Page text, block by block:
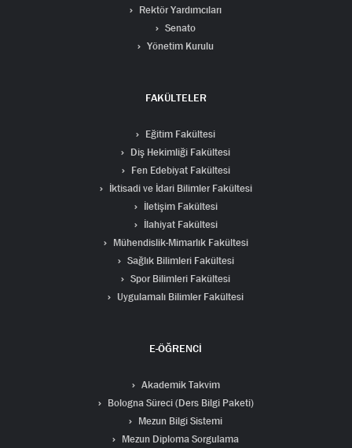
Rektör Yardımcıları
Senato
Yönetim Kurulu
FAKÜLTELER
Eğitim Fakültesi
Diş Hekimliği Fakültesi
Fen Edebiyat Fakültesi
İktisadi ve İdari Bilimler Fakültesi
İletişim Fakültesi
İlahiyat Fakültesi
Mühendislik-Mimarlık Fakültesi
Sağlık Bilimleri Fakültesi
Spor Bilimleri Fakültesi
Uygulamalı Bilimler Fakültesi
E-ÖĞRENCİ
Akademik Takvim
Bologna Süreci (Ders Bilgi Paketi)
Mezun Bilgi Sistemi
Mezun Diploma Sorgulama